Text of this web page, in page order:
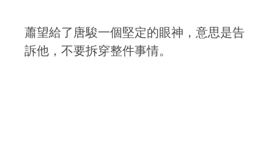
蕭望給了唐駿一個堅定的眼神，意思是告
訴他，不要拆穿整件事情。